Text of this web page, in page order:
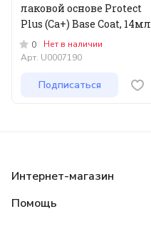
лаковой основе Protect
Plus (Ca+) Base Coat, 14мл
0
Нет в наличии
Арт. U0007190
Подписаться
Интернет-магазин
Помощь